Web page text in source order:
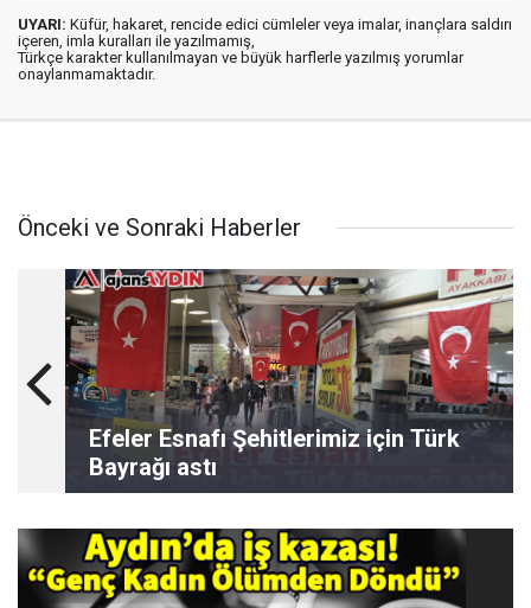
UYARI: Küfür, hakaret, rencide edici cümleler veya imalar, inançlara saldırı
içeren, imla kuralları ile yazılmamış,
Türkçe karakter kullanılmayan ve büyük harflerle yazılmış yorumlar
onaylanmamaktadır.
Önceki ve Sonraki Haberler
Efeler Esnafı Şehitlerimiz için Türk
Bayrağı astı